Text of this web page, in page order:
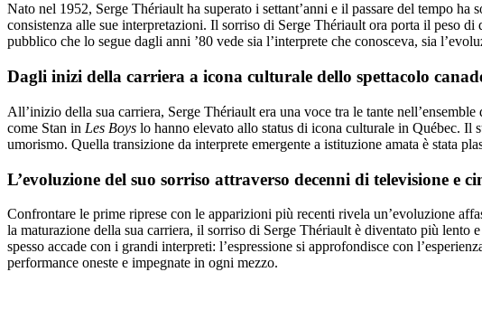
Nato nel 1952, Serge Thériault ha superato i settant’anni e il passare del tempo
consistenza alle sue interpretazioni. Il sorriso di Serge Thériault ora porta il peso
pubblico che lo segue dagli anni ’80 vede sia l’interprete che conosceva, sia
Dagli inizi della carriera a icona culturale dello spettacolo
All’inizio della sua carriera, Serge Thériault era una voce tra le tante
come Stan in Les Boys lo hanno elevato allo status di icona culturale in Québec. Il
umorismo. Quella transizione da interprete emergente a istituzione amata è stata
L’evoluzione del suo sorriso attraverso decenni di televisione e
Confrontare le prime riprese con le apparizioni più recenti rivela un’evoluzione
la maturazione della sua carriera, il sorriso di Serge Thériault è diventato più lento
spesso accade con i grandi interpreti: l’espressione si approfondisce con
performance oneste e impegnate in ogni mezzo.